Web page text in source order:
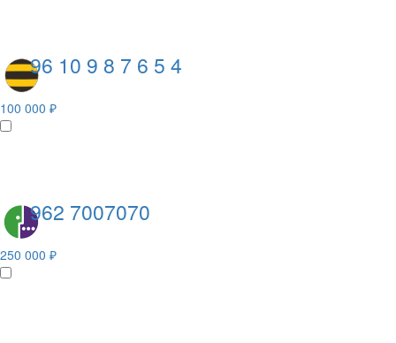
96 10 9 8 7 6 5 4
100 000 ₽
962 7007070
250 000 ₽